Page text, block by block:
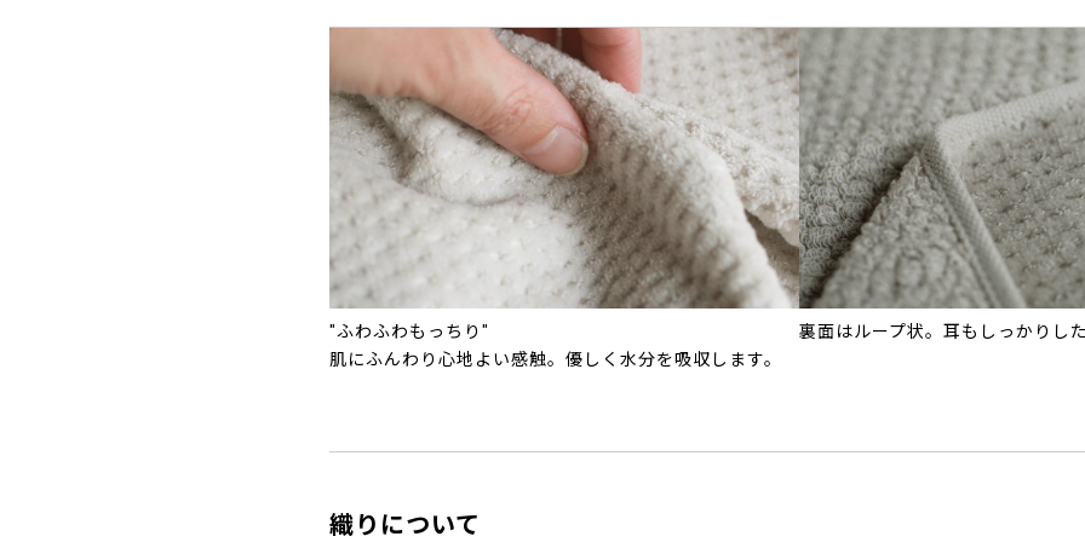
"ふわふわもっちり"
肌にふんわり心地よい感触。優しく水分を吸収します。
裏面はループ状。耳もしっかりし
織りについて